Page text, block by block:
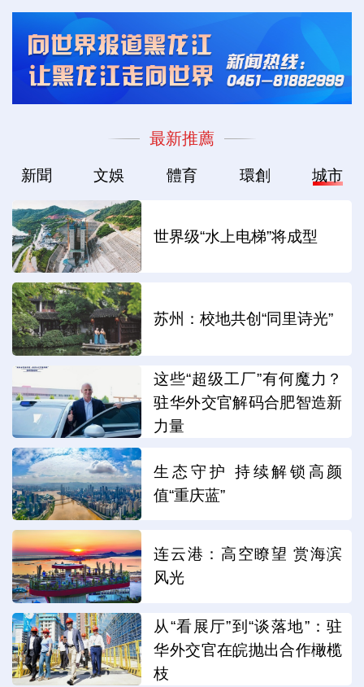
最新推薦
新聞 文娛 體育 環創 城市
世界级“水上电梯”将成型
苏州：校地共创“同里诗光”
这些“超级工厂”有何魔力？
驻华外交官解码合肥智造新
力量
生态守护 持续解锁高颜
值“重庆蓝”
连云港：高空瞭望 赏海滨
风光
从“看展厅”到“谈落地”：驻
华外交官在皖抛出合作橄榄
枝